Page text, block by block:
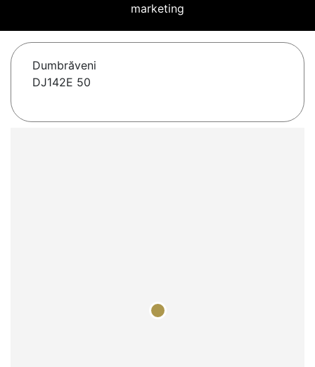
marketing
Dumbrăveni
DJ142E 50